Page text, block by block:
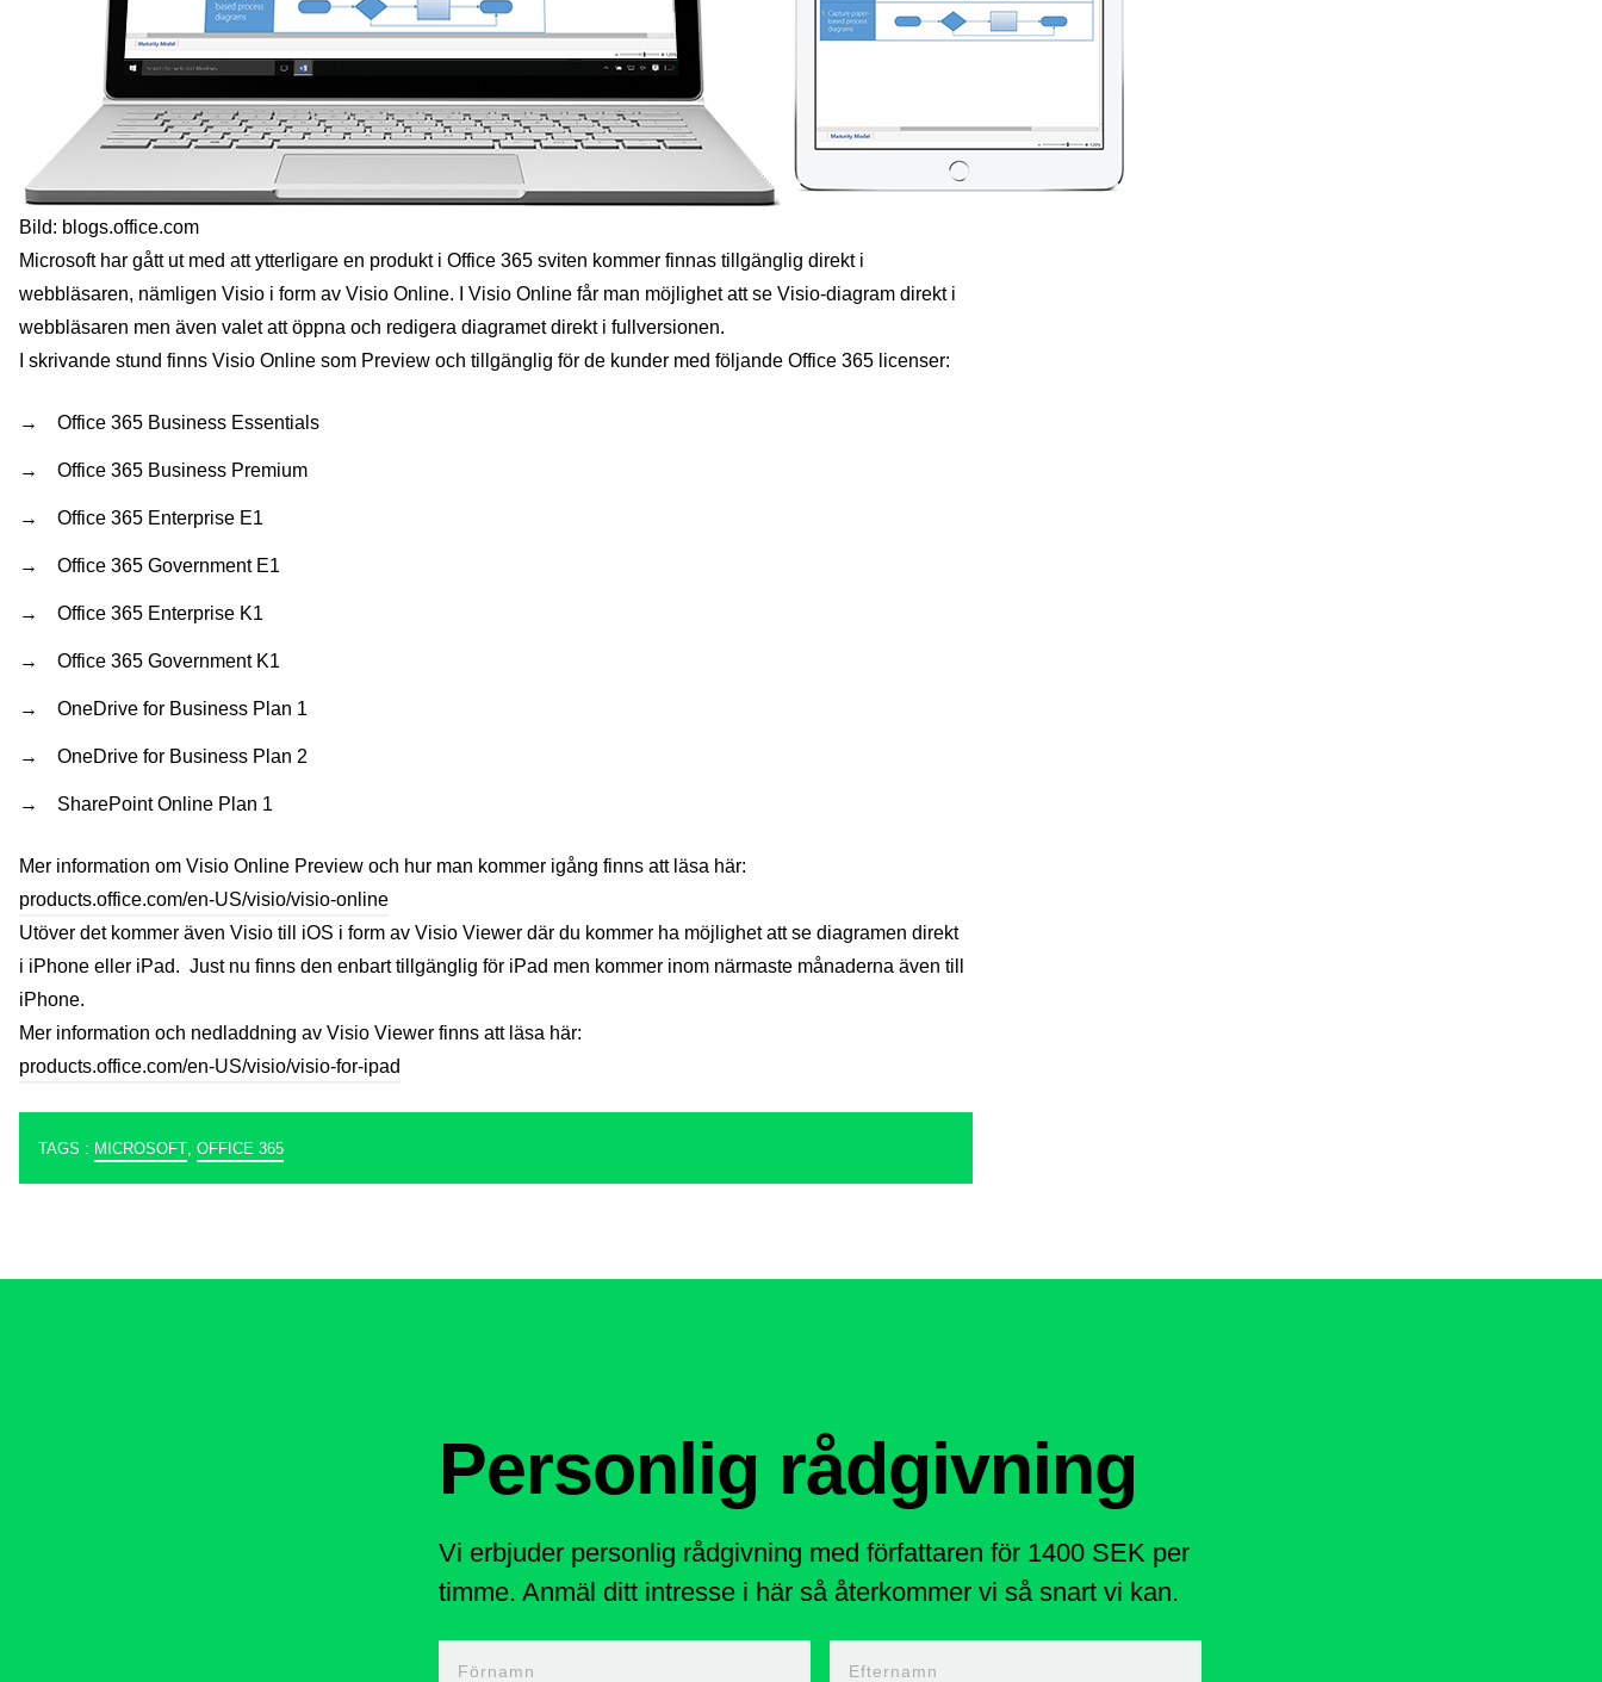
Bild: blogs.office.com
Microsoft har gått ut med att ytterligare en produkt i Office 365 sviten kommer finnas tillgänglig direkt i
webbläsaren, nämligen Visio i form av Visio Online. I Visio Online får man möjlighet att se Visio-diagram direkt i
webbläsaren men även valet att öppna och redigera diagramet direkt i fullversionen.
I skrivande stund finns Visio Online som Preview och tillgänglig för de kunder med följande Office 365 licenser:
Office 365 Business Essentials
Office 365 Business Premium
Office 365 Enterprise E1
Office 365 Government E1
Office 365 Enterprise K1
Office 365 Government K1
OneDrive for Business Plan 1
OneDrive for Business Plan 2
SharePoint Online Plan 1
Mer information om Visio Online Preview och hur man kommer igång finns att läsa här:
products.office.com/en-US/visio/visio-online
Utöver det kommer även Visio till iOS i form av Visio Viewer där du kommer ha möjlighet att se diagramen direkt
i iPhone eller iPad. Just nu finns den enbart tillgänglig för iPad men kommer inom närmaste månaderna även till
iPhone.
Mer information och nedladdning av Visio Viewer finns att läsa här:
products.office.com/en-US/visio/visio-for-ipad
TAGS : MICROSOFT OFFICE 365
Personlig rådgivning
Vi erbjuder personlig rådgivning med författaren för 1400 SEK per
timme. Anmäl ditt intresse i här så återkommer vi så snart vi kan.
Förnamn Efternamn